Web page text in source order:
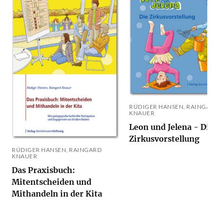
RÜDIGER HANSEN, RAINGARD
KNAUER
Das Praxisbuch:
Mitentscheiden und
Mithandeln in der Kita
RÜDIGER HANSEN, RAINGARD
KNAUER
Leon und Jelena - Die
Zirkusvorstellung